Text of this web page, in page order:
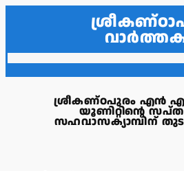
ശ്രീകണ്ഠപുരം എൻ
യൂണിറ്റിന്റെ
സഹവാസക്യാമ്പിന്